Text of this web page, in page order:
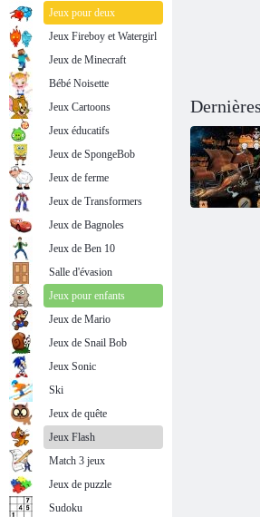
Jeux pour deux
Jeux Fireboy et Watergirl
Jeux de Minecraft
Bébé Noisette
Jeux Cartoons
Jeux éducatifs
Jeux de SpongeBob
Jeux de ferme
Jeux de Transformers
Jeux de Bagnoles
Jeux de Ben 10
Salle d'évasion
Jeux pour enfants
Jeux de Mario
Jeux de Snail Bob
Jeux Sonic
Ski
Jeux de quête
Jeux Flash
Match 3 jeux
Jeux de puzzle
Sudoku